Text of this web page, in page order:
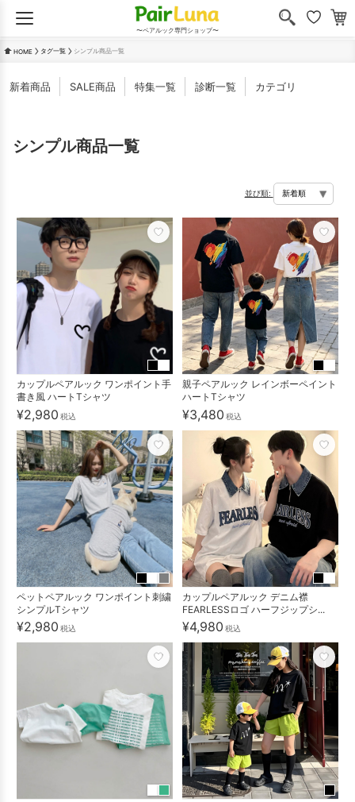
〜ペアルック専門ショップ〜
HOME タグ一覧 シンプル商品一覧
新着商品 SALE商品 特集一覧 診断一覧 カテゴリ
シンプル商品一覧
並び順:
カップルペアルック ワンポイント手
書き風 ハートTシャツ
¥2,980 税込
親子ペアルック レインボーペイント
ハートTシャツ
¥3,480 税込
ペットペアルック ワンポイント刺繍
シンプルTシャツ
¥2,980 税込
カップルペアルック デニム襟
FEARLESSロゴ ハーフジップシ...
¥4,980 税込